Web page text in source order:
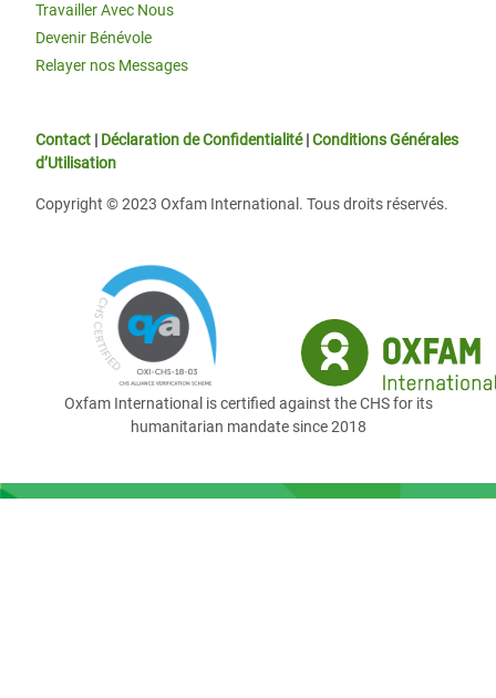
Travailler Avec Nous
Devenir Bénévole
Relayer nos Messages
Contact | Déclaration de Confidentialité|Conditions Générales
d’Utilisation
Copyright © 2023 Oxfam International. Tous droits réservés.
Oxfam International is certified against the CHS for its
humanitarian mandate since 2018